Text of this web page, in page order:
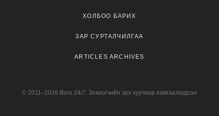
ХОЛБОО БАРИХ
ЗАР СУРТАЛЧИЛГАА
ARTICLES ARCHIVES
© 2011–2026 Buro 24/7. Зохиогчийн эрх хуулиар хамгаалагдсан